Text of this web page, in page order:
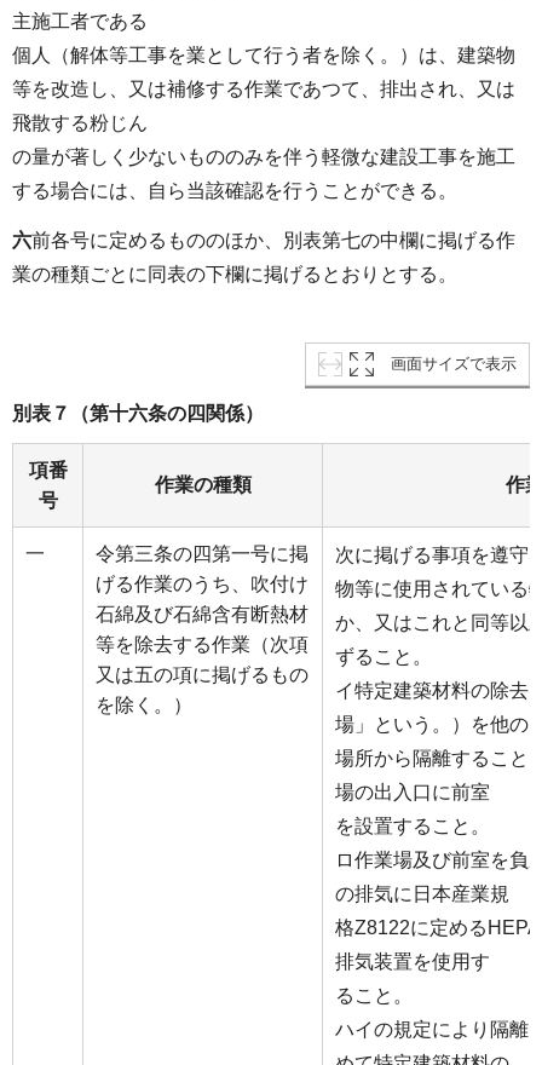
主施工者である
個人（解体等工事を業として行う者を除く。）は、建築物
等を改造し、又は補修する作業であつて、排出され、又は
飛散する粉じん
の量が著しく少ないもののみを伴う軽微な建設工事を施工
する場合には、自ら当該確認を行うことができる。
六前各号に定めるもののほか、別表第七の中欄に掲げる作
業の種類ごとに同表の下欄に掲げるとおりとする。
画面サイズで表示
別表７（第十六条の四関係）
項番
号
作業の種類 作
一
令第三条の四第一号に掲
げる作業のうち、吹付け
石綿及び石綿含有断熱材
等を除去する作業（次項
又は五の項に掲げるもの
を除く。）
次に掲げる事項を遵守
物等に使用されている
か、又はこれと同等以
ずること。
イ特定建築材料の除去
場」という。）を他の
場所から隔離すること
場の出入口に前室
を設置すること。
ロ作業場及び前室を負
の排気に日本産業規
格Z8122に定める
排気装置を使用す
ること。
ハイの規定により隔離